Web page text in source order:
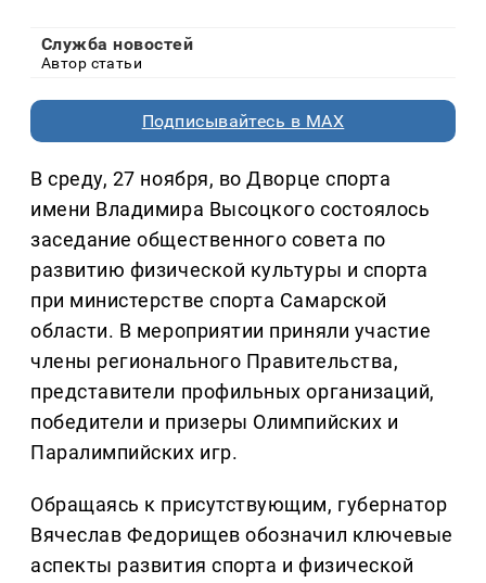
Служба новостей
Автор статьи
Подписывайтесь в MAX
В среду, 27 ноября, во Дворце спорта
имени Владимира Высоцкого состоялось
заседание общественного совета по
развитию физической культуры и спорта
при министерстве спорта Самарской
области. В мероприятии приняли участие
члены регионального Правительства,
представители профильных организаций,
победители и призеры Олимпийских и
Паралимпийских игр.
Обращаясь к присутствующим, губернатор
Вячеслав Федорищев обозначил ключевые
аспекты развития спорта и физической